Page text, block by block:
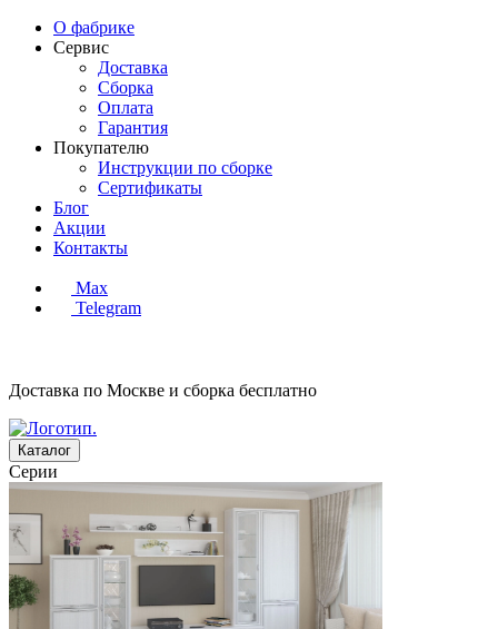
О фабрике
Сервис
Доставка
Сборка
Оплата
Гарантия
Покупателю
Инструкции по сборке
Сертификаты
Блог
Акции
Контакты
Max
Telegram
Доставка по Москве и сборка бесплатно
Каталог
Серии